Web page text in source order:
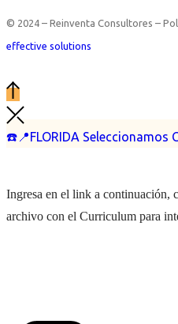
☎️📍FLORIDA Seleccionamos
© 2024 – Reinventa Consultores –
effective solutions
Ingresa en el link a continuación,
archivo con el Curriculum para